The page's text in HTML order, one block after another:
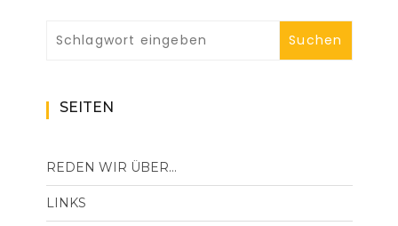
SEITEN
REDEN WIR ÜBER…
LINKS